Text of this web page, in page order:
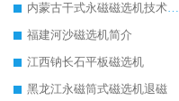
内蒙古干式永磁磁选机技术要求
福建河沙磁选机简介
江西钠长石平板磁选机
黑龙江永磁筒式磁选机退磁